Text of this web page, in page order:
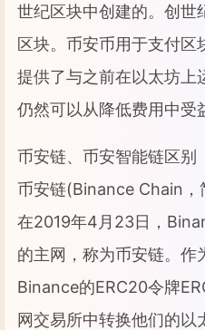
世纪区块中创建的。创世
区块。币安币用于支付区
提供了与之前在以太坊上
仍然可以从降低费用中受
币安链、币安智能链区别
币安链(Binance Chain，
在2019年4月23日，
的主网，称为币安链。作
Binance的ERC20令牌
网交易所中转换他们的以